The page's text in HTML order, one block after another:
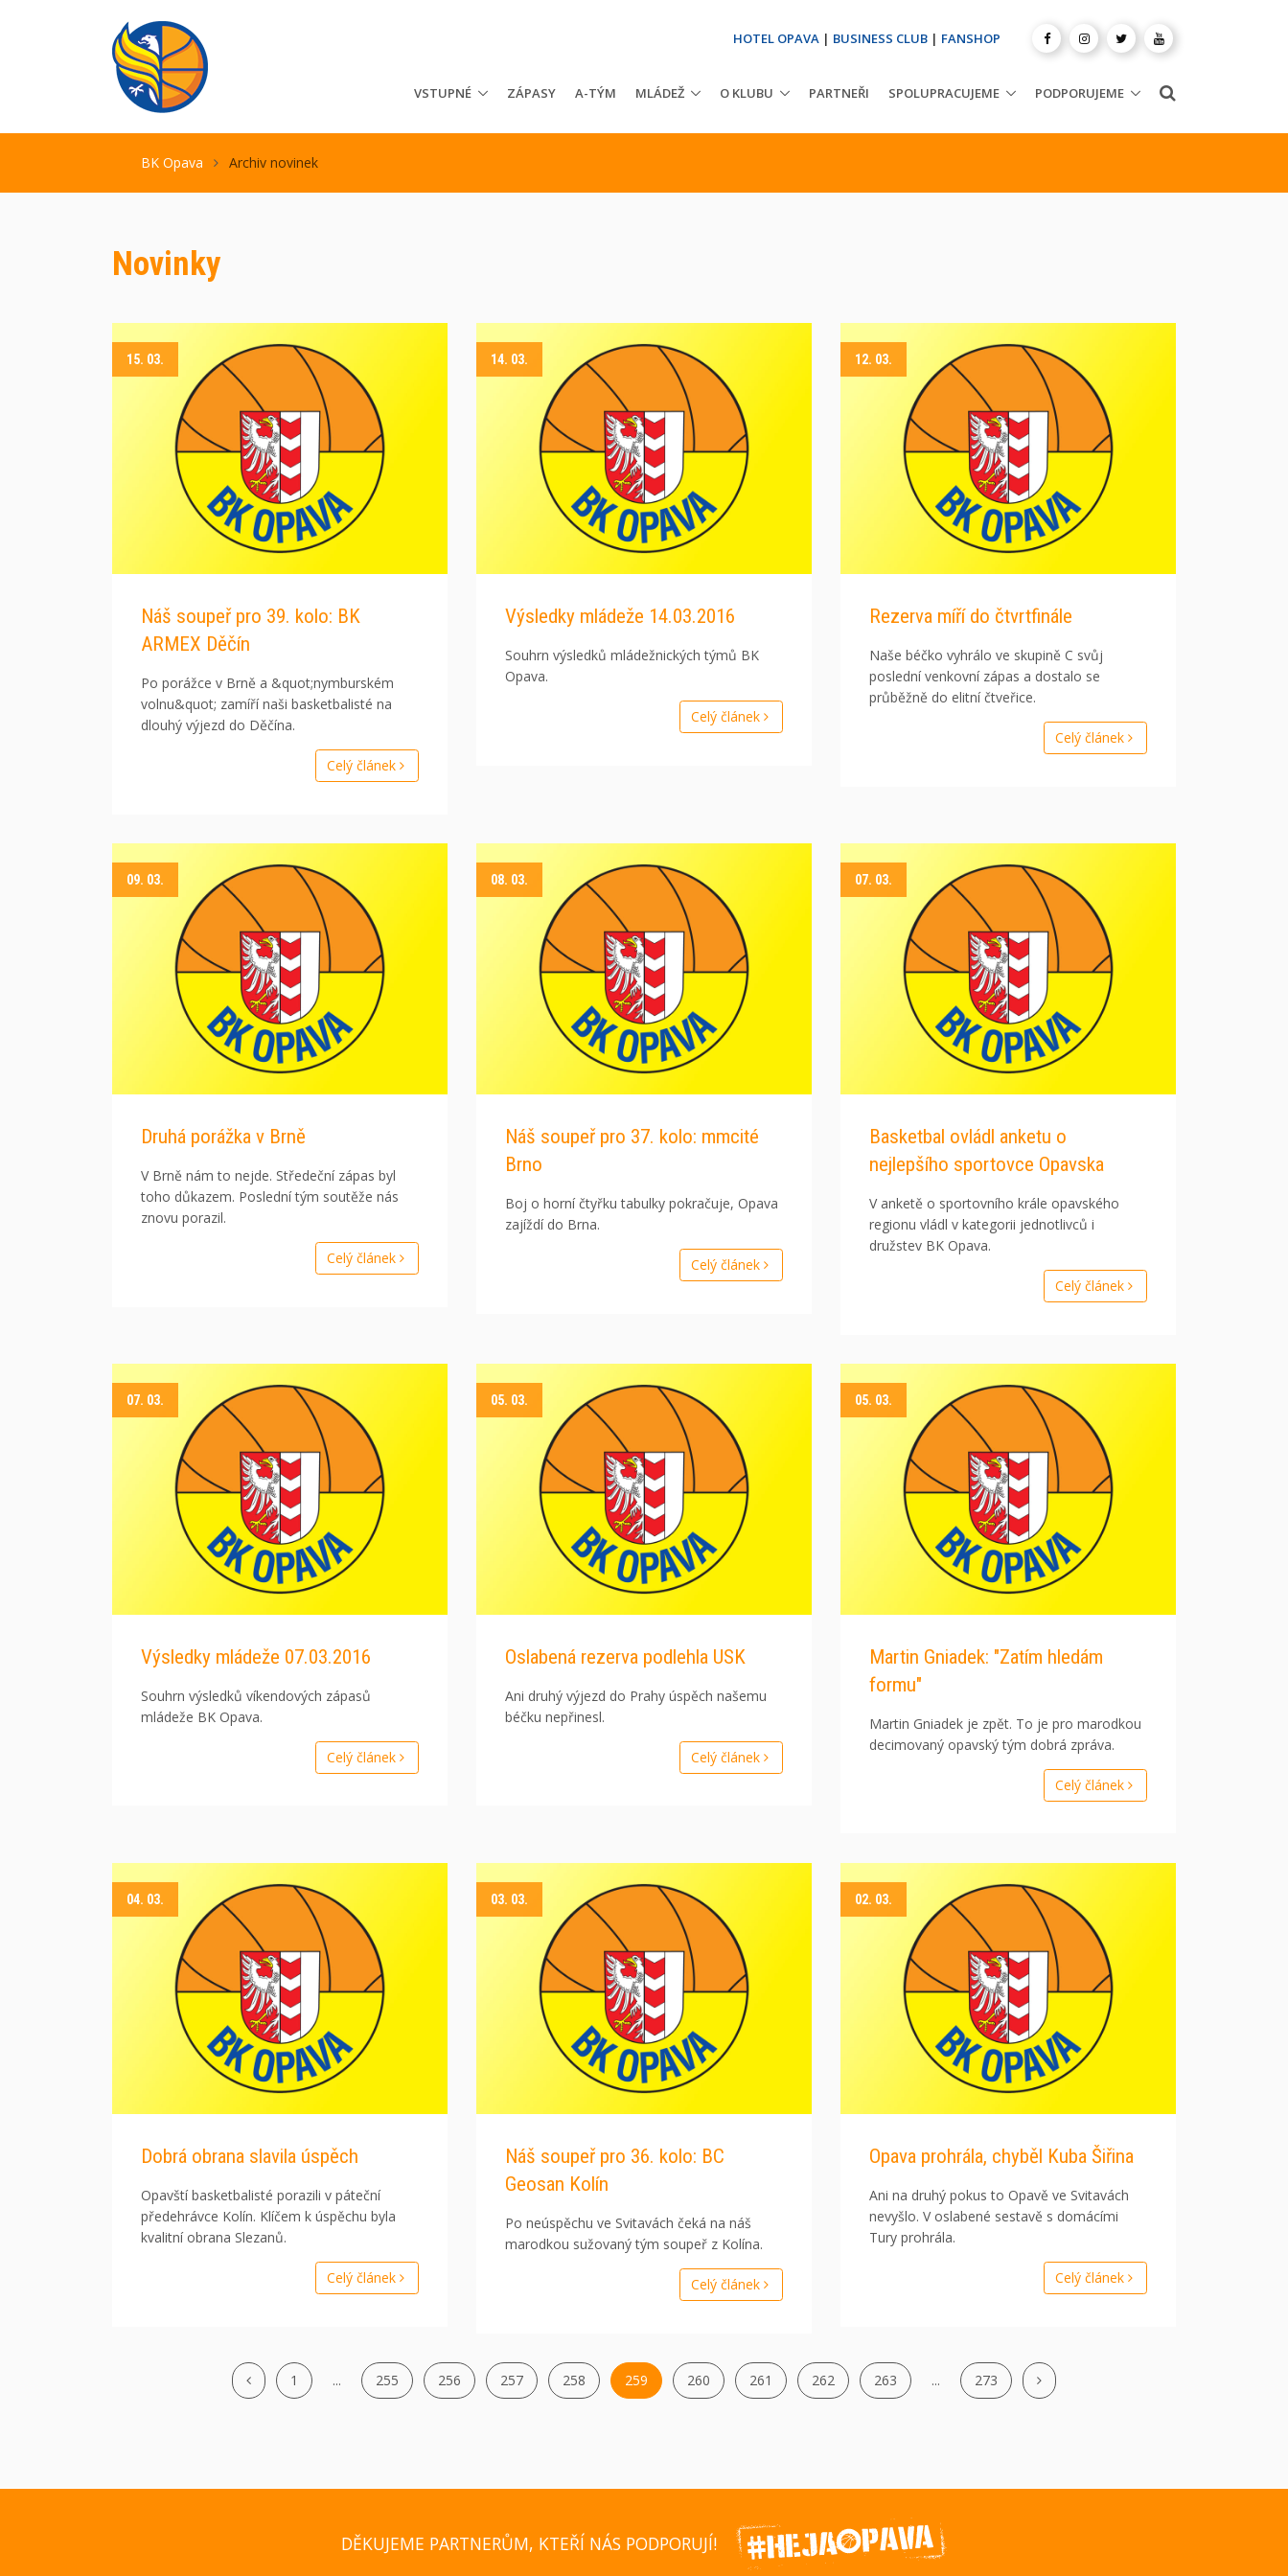
HOTEL OPAVA | BUSINESS CLUB | FANSHOP
VSTUPNÉ ZÁPASY A-TÝM MLÁDEŽ O KLUBU PARTNEŘI SPOLUPRACUJEME PODPORUJEME
BK Opava Archiv novinek
Novinky
15. 03.
Náš soupeř pro 39. kolo: BK
ARMEX Děčín
Po porážce v Brně a &quot;nymburském
volnu&quot; zamíří naši basketbalisté na
dlouhý výjezd do Děčína.
Celý článek
14. 03.
Výsledky mládeže 14.03.2016
Souhrn výsledků mládežnických týmů BK
Opava.
Celý článek
12. 03.
Rezerva míří do čtvrtfinále
Naše béčko vyhrálo ve skupině C svůj
poslední venkovní zápas a dostalo se
průběžně do elitní čtveřice.
Celý článek
09. 03.
Druhá porážka v Brně
V Brně nám to nejde. Středeční zápas byl
toho důkazem. Poslední tým soutěže nás
znovu porazil.
Celý článek
08. 03.
Náš soupeř pro 37. kolo: mmcité
Brno
Boj o horní čtyřku tabulky pokračuje, Opava
zajíždí do Brna.
Celý článek
07. 03.
Basketbal ovládl anketu o
nejlepšího sportovce Opavska
V anketě o sportovního krále opavského
regionu vládl v kategorii jednotlivců i
družstev BK Opava.
Celý článek
07. 03.
Výsledky mládeže 07.03.2016
Souhrn výsledků víkendových zápasů
mládeže BK Opava.
Celý článek
05. 03.
Oslabená rezerva podlehla USK
Ani druhý výjezd do Prahy úspěch našemu
béčku nepřinesl.
Celý článek
05. 03.
Martin Gniadek: "Zatím hledám
formu"
Martin Gniadek je zpět. To je pro marodkou
decimovaný opavský tým dobrá zpráva.
Celý článek
04. 03.
Dobrá obrana slavila úspěch
Opavští basketbalisté porazili v páteční
předehrávce Kolín. Klíčem k úspěchu byla
kvalitní obrana Slezanů.
Celý článek
03. 03.
Náš soupeř pro 36. kolo: BC
Geosan Kolín
Po neúspěchu ve Svitavách čeká na náš
marodkou sužovaný tým soupeř z Kolína.
Celý článek
02. 03.
Opava prohrála, chyběl Kuba Šiřina
Ani na druhý pokus to Opavě ve Svitavách
nevyšlo. V oslabené sestavě s domácími
Tury prohrála.
Celý článek
1 ... 255 256 257 258 259 260 261 262 263 ... 273
DĚKUJEME PARTNERŮM, KTEŘÍ NÁS PODPORUJÍ!